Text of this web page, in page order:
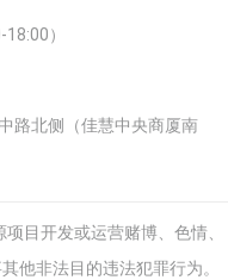
）
路北侧（佳慧中央商厦南
目开发或运营赌博、色情、
他非法目的违法犯罪行为。